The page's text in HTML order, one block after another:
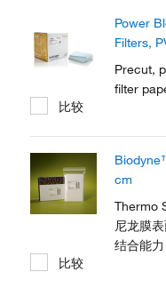
Power
Filters,
Precut,
filter
比较
cm
Thermo
尼龙膜
结合能
比较